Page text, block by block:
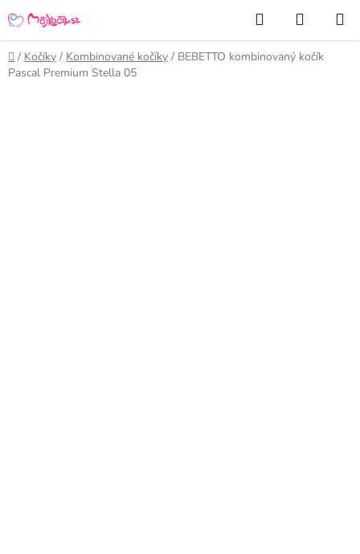
na
obsah
Hľadať
KOŠÍK
Domov
/ Kočíky / Kombinované kočíky / BEBETTO kombinovaný kočík
Pascal Premium Stella 05